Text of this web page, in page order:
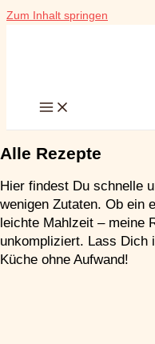
Zum Inhalt springen
Alle Rezepte
Hier findest Du schnelle
wenigen Zutaten. Ob ein
leichte Mahlzeit – meine
unkompliziert. Lass Dich
Küche ohne Aufwand!